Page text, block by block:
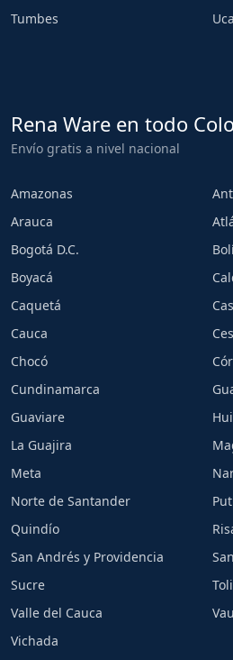
Tumbes
Rena Ware en todo
Envío gratis a nivel nacional
Amazonas
Arauca
Bogotá D.C.
Boyacá
Caquetá
Cauca
Chocó
Cundinamarca
Guaviare
La Guajira
Meta
Norte de Santander
Quindío
San Andrés y Providencia
Sucre
Valle del Cauca
Vichada